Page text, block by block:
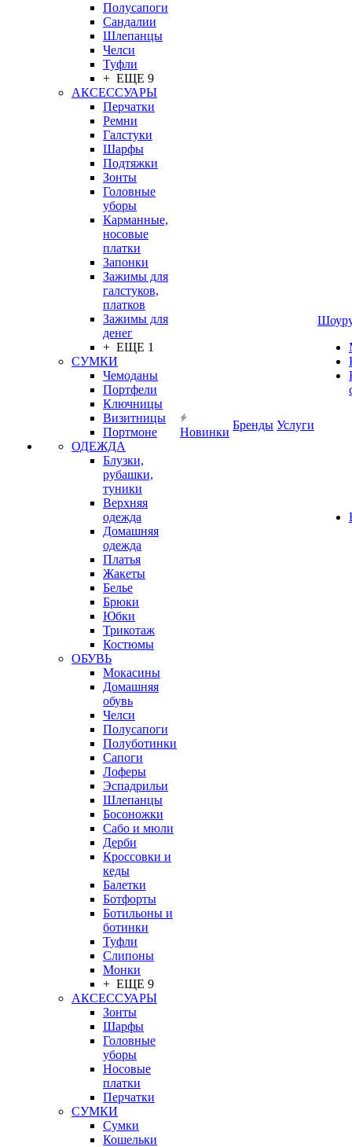
Полусапоги
Сандалии
Шлепанцы
Челси
Туфли
+ ЕЩЕ 9
АКСЕССУАРЫ
Перчатки
Ремни
Галстуки
Шарфы
Подтяжки
Зонты
Головные
уборы
Карманные,
носовые
платки
Запонки
Зажимы для
галстуков,
платков
Зажимы для
денег
+ ЕЩЕ 1
СУМКИ
Чемоданы
Портфели
Ключницы
Визитницы
Портмоне
ОДЕЖДА
Блузки,
рубашки,
туники
Верхняя
одежда
Домашняя
одежда
Платья
Жакеты
Белье
Брюки
Юбки
Трикотаж
Костюмы
ОБУВЬ
Мокасины
Домашняя
обувь
Челси
Полусапоги
Полуботинки
Сапоги
Лоферы
Эспадрильи
Шлепанцы
Босоножки
Сабо и мюли
Дерби
Кроссовки и
кеды
Балетки
Ботфорты
Ботильоны и
ботинки
Туфли
Слипоны
Монки
+ ЕЩЕ 9
АКСЕССУАРЫ
Зонты
Шарфы
Головные
уборы
Носовые
платки
Перчатки
СУМКИ
Сумки
Кошельки
Новинки
Бренды Услуги